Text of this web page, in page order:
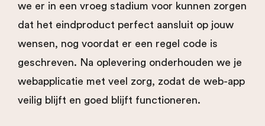
we er in een vroeg stadium voor kunnen zorgen
dat het eindproduct perfect aansluit op jouw
wensen, nog voordat er een regel code is
geschreven. Na oplevering onderhouden we je
webapplicatie met veel zorg, zodat de web-app
veilig blijft en goed blijft functioneren.